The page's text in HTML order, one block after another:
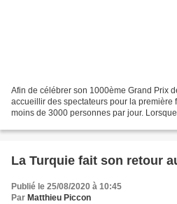
Afin de célébrer son 1000ème Grand Prix
accueillir des spectateurs pour la première
moins de 3000 personnes par jour.
La Turquie fait son retour
Publié le 25/08/2020 à 10:45
Par Matthieu Piccon